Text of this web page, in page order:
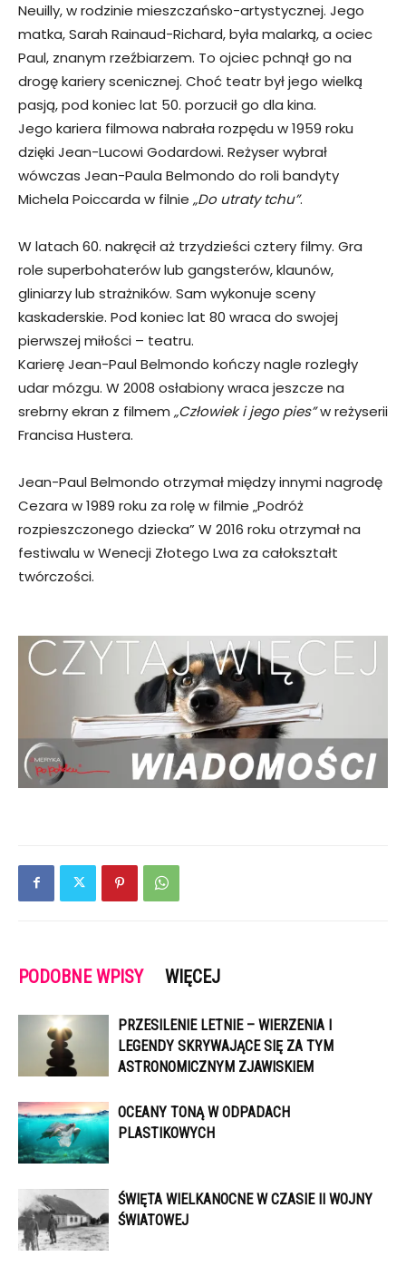
Neuilly, w rodzinie mieszczańsko-artystycznej. Jego
matka, Sarah Rainaud-Richard, była malarką, a ociec
Paul, znanym rzeźbiarzem. To ojciec pchnął go na
drogę kariery scenicznej. Choć teatr był jego wielką
pasją, pod koniec lat 50. porzucił go dla kina.
Jego kariera filmowa nabrała rozpędu w 1959 roku
dzięki Jean-Lucowi Godardowi. Reżyser wybrał
wówczas Jean-Paula Belmondo do roli bandyty
Michela Poiccarda w filnie „Do utraty tchu”.
W latach 60. nakręcił aż trzydzieści cztery filmy. Gra
role superbohaterów lub gangsterów, klaunów,
gliniarzy lub strażników. Sam wykonuje sceny
kaskaderskie. Pod koniec lat 80 wraca do swojej
pierwszej miłości – teatru.
Karierę Jean-Paul Belmondo kończy nagle rozległy
udar mózgu. W 2008 osłabiony wraca jeszcze na
srebrny ekran z filmem „Człowiek i jego pies”w reżyserii
Francisa Hustera.
Jean-Paul Belmondo otrzymał między innymi nagrodę
Cezara w 1989 roku za rolę w filmie „Podróż
rozpieszczonego dziecka” W 2016 roku otrzymał na
festiwalu w Wenecji Złotego Lwa za całokształt
twórczości.
PODOBNE WPISY WIĘCEJ
PRZESILENIE LETNIE – WIERZENIA I
LEGENDY SKRYWAJĄCE SIĘ ZA TYM
ASTRONOMICZNYM ZJAWISKIEM
OCEANY TONĄ W ODPADACH
PLASTIKOWYCH
ŚWIĘTA WIELKANOCNE W CZASIE II WOJNY
ŚWIATOWEJ